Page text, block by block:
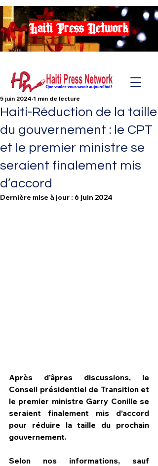
Haiti Press Network
HPN Live
Haiti-Réduction de la taille
du gouvernement : le CPT
et le premier ministre se
seraient finalement mis
d’accord
5 juin 2024 1 min de lecture
Dernière mise à jour : 6 juin 2024
Après d’âpres discussions, le
Conseil présidentiel de Transition et
le premier ministre Garry Conille se
seraient finalement mis d’accord
pour réduire la taille du prochain
gouvernement.
Selon nos informations, sauf